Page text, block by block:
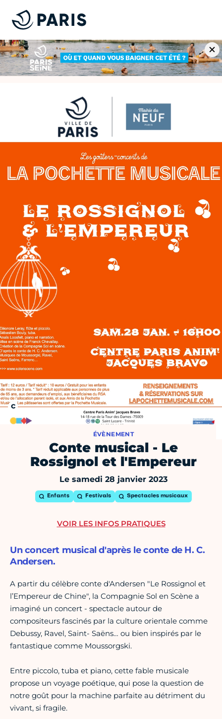
ÉVÈNEMENT
Conte musical - Le
Rossignol et l'Empereur
Le samedi 28 janvier 2023
Enfants Festivals Spectacles musicaux
Un concert musical d'après le conte de H. C.
Andersen.
A partir du célèbre conte d'Andersen "Le Rossignol et
l’Empereur de Chine", la Compagnie Sol en Scène a
imaginé un concert - spectacle autour de
compositeurs fascinés par la culture orientale comme
Debussy, Ravel, Saint- Saëns… ou bien inspirés par le
fantastique comme Moussorgski.
Entre piccolo, tuba et piano, cette fable musicale
propose un voyage poétique, qui pose la question de
notre goût pour la machine parfaite au détriment du
vivant, si fragile.
VOIR LES INFOS PRATIQUES